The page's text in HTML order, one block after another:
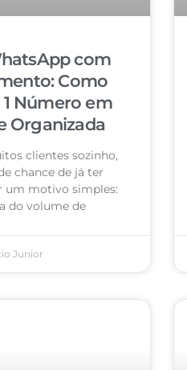
com
Como
Número em
Organizada
clientes sozinho,
chance de já ter
um motivo simples:
do volume de
Junior